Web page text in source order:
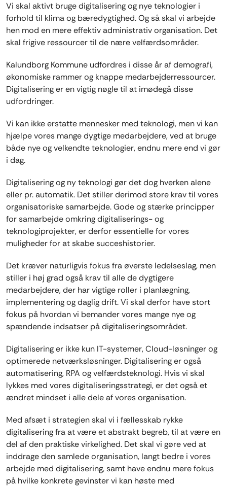
Vi skal aktivt bruge digitalisering og nye teknologier i
forhold til klima og bæredygtighed. Og så skal vi arbejde
hen mod en mere effektiv administrativ organisation. Det
skal frigive ressourcer til de nære velfærdsområder.
Kalundborg Kommune udfordres i disse år af demografi,
økonomiske rammer og knappe medarbejderressourcer.
Digitalisering er en vigtig nøgle til at imødegå disse
udfordringer.
Vi kan ikke erstatte mennesker med teknologi, men vi kan
hjælpe vores mange dygtige medarbejdere, ved at bruge
både nye og velkendte teknologier, endnu mere end vi gør
i dag.
Digitalisering og ny teknologi gør det dog hverken alene
eller pr. automatik. Det stiller derimod store krav til vores
organisatoriske samarbejde. Gode og stærke principper
for samarbejde omkring digitaliserings- og
teknologiprojekter, er derfor essentielle for vores
muligheder for at skabe succeshistorier.
Det kræver naturligvis fokus fra øverste ledelseslag, men
stiller i høj grad også krav til alle de dygtigere
medarbejdere, der har vigtige roller i planlægning,
implementering og daglig drift. Vi skal derfor have stort
fokus på hvordan vi bemander vores mange nye og
spændende indsatser på digitaliseringsområdet.
Digitalisering er ikke kun IT-systemer, Cloud-løsninger og
optimerede netværksløsninger. Digitalisering er også
automatisering, RPA og velfærdsteknologi. Hvis vi skal
lykkes med vores digitaliseringsstrategi, er det også et
ændret mindset i alle dele af vores organisation.
Med afsæt i strategien skal vi i fællesskab rykke
digitalisering fra at være et abstrakt begreb, til at være en
del af den praktiske virkelighed. Det skal vi gøre ved at
inddrage den samlede organisation, langt bedre i vores
arbejde med digitalisering, samt have endnu mere fokus
på hvilke konkrete gevinster vi kan høste med